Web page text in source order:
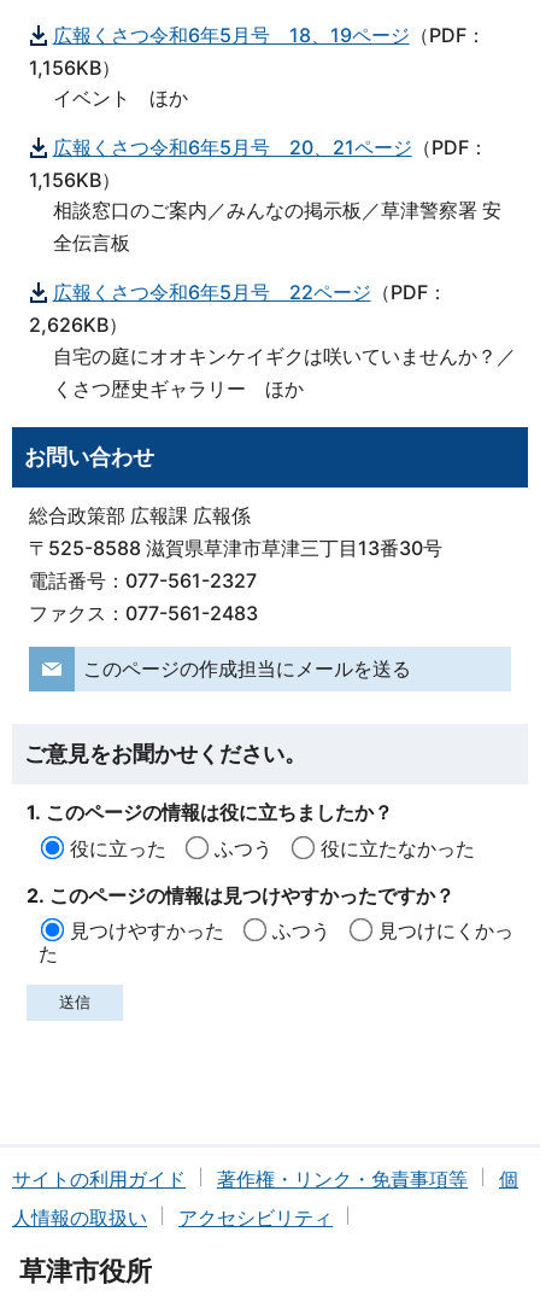
広報くさつ令和6年5月号 18、19ページ （PDF：
1,156KB）
イベント ほか
広報くさつ令和6年5月号 20、21ページ （PDF：
1,156KB）
相談窓口のご案内／みんなの掲示板／草津警察署 安
全伝言板
広報くさつ令和6年5月号 22ページ （PDF：
2,626KB）
自宅の庭にオオキンケイギクは咲いていませんか？／
くさつ歴史ギャラリー ほか
お問い合わせ
総合政策部 広報課 広報係
〒525-8588 滋賀県草津市草津三丁目13番30号
電話番号：077-561-2327
ファクス：077-561-2483
このページの作成担当にメールを送る
ご意見をお聞かせください。
1. このページの情報は役に立ちましたか？
役に立った
ふつう
役に立たなかった
2. このページの情報は見つけやすかったですか？
見つけやすかった
ふつう
見つけにくかっ
た
サイトの利用ガイド 著作権・リンク・免責事項等
個
人情報の取扱い
アクセシビリティ
草津市役所